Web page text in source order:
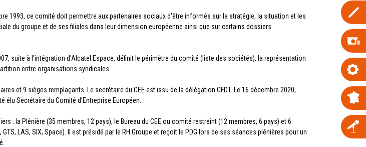
1993, ce comité doit permettre aux partenaires sociaux d'être informés sur la stratégie, la situation et les
du groupe et de ses filiales dans leur dimension européenne ainsi que sur certains dossiers
suite à l'intégration d'Alcatel Espace, définit le périmètre du comité (liste des sociétés), la représentation
entre organisations syndicales.
et 9 sièges remplaçants. Le secrétaire du CEE est issu de la délégation CFDT. Le 16 décembre 2020,
élu Secrétaire du Comité d'Entreprise Européen.
: la Plénière (35 membres, 12 pays), le Bureau du CEE ou comité restreint (12 membres, 6 pays) et 6
LAS, SIX, Space). Il est présidé par le RH Groupe et reçoit le PDG lors de ses séances plénières pour un